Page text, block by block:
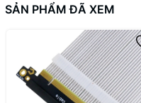
SẢN PHẨM ĐÃ XEM